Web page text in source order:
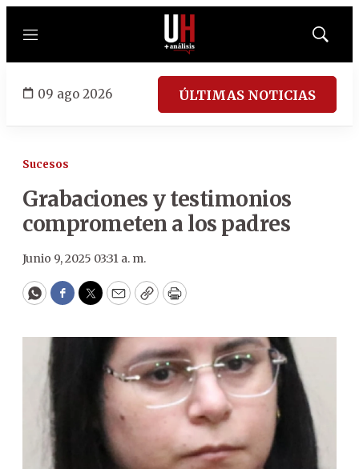
Menú
Mostrar
09 ago 2026 ÚLTIMAS NOTICIAS
Sucesos
Grabaciones y testimonios
comprometen a los padres
Junio 9, 2025 03:31 a. m.
WhatsApp
Facebook
Twitter
EmailCopyPrint